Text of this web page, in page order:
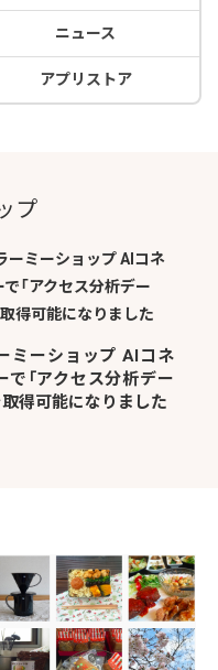
ニュース
アプリストア
プ
ミーショップ AIコネ
で「アクセス分析デー
取得可能になりました